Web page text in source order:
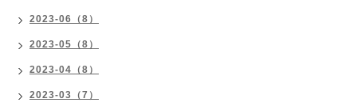
2023-06（8）
2023-05（8）
2023-04（8）
2023-03（7）